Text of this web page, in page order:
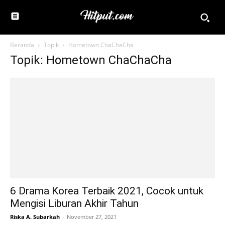
Beranda Topik Hometown ChaChaCha
Topik: Hometown ChaChaCha
6 Drama Korea Terbaik 2021, Cocok untuk
Mengisi Liburan Akhir Tahun
Riska A. Subarkah - November 27, 2021